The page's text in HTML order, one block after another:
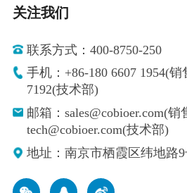
关注我们
联系方式：400-8750-250
手机：+86-180 6607 1954(销
7192(技术部)
邮箱：sales@cobioer.com(销
tech@cobioer.com(技术部)
地址：南京市栖霞区纬地路